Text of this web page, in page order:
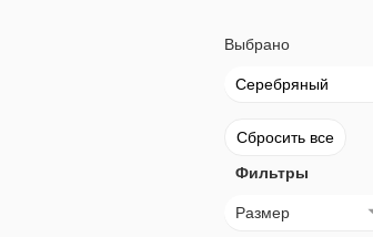
Выбрано
Серебряный
Сбросить все
Фильтры
Размер